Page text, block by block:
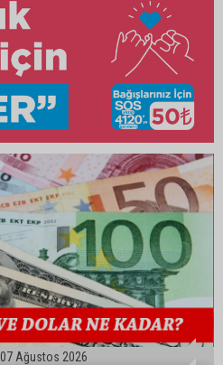
07 Ağustos 2026